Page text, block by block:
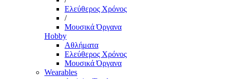
Ελεύθερος Χρόνος
/
Μουσικά Όργανα
Hobby
Αθλήματα
Ελεύθερος Χρόνος
Μουσικά Όργανα
Wearables